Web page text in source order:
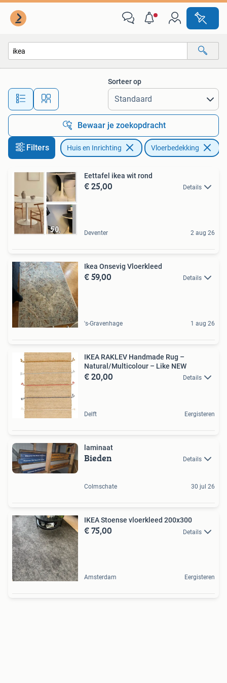
Alle afstanden…
Sorteer op
Bewaar je zoekopdracht
Filters Huis en Inrichting Vloerbedekking
Eettafel ikea wit rond
€ 25,00 Details
Deventer 2 aug 26
Ikea Onsevig Vloerkleed
€ 59,00 Details
's-Gravenhage 1 aug 26
IKEA RAKLEV Handmade Rug –
Natural/Multicolour – Like NEW
€ 20,00 Details
Delft Eergisteren
laminaat
Bieden Details
Colmschate 30 jul 26
IKEA Stoense vloerkleed 200x300
€ 75,00 Details
Amsterdam Eergisteren